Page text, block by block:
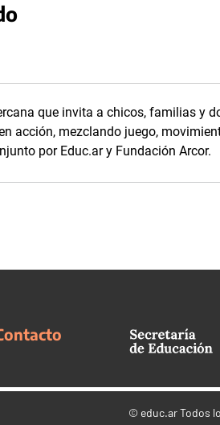
que invita a chicos, familias y
acción, mezclando juego,
por Educ.ar y Fundación Arcor.
© educ.arTodos